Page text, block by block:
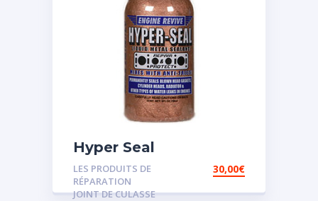
Hyper Seal
LES PRODUITS DE
RÉPARATION
JOINT DE CULASSE
30,00€